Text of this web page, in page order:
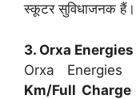
स्कूटर सुविधाजनक हैं।
3. Orxa Energies
Orxa
Km/Full Charge